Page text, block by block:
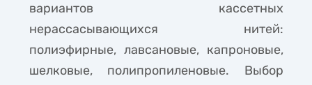
вариантов кассетных
нерассасывающихся нитей:
полиэфирные, лавсановые, капроновые,
шелковые, полипропиленовые. Выбор